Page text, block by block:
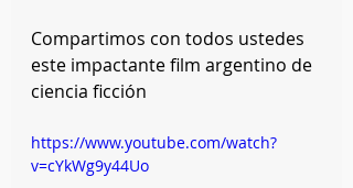
Compartimos con todos ustedes
este impactante film argentino de
ciencia ficción
https://www.youtube.com/watch?
v=cYkWg9y44Uo